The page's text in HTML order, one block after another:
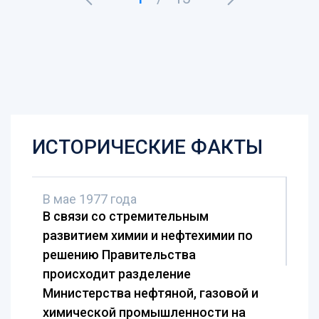
15 июля -
Уденазарова Татьяна Ханмурадовна
7 апреля -
ППО АО "ТАИФ-НК" - председатель
ИСТОРИЧЕСКИЕ ФАКТЫ
В мае 1977 года
В связи со стремительным
развитием химии и нефтехимии по
решению Правительства
происходит разделение
Министерства нефтяной, газовой и
химической промышленности на